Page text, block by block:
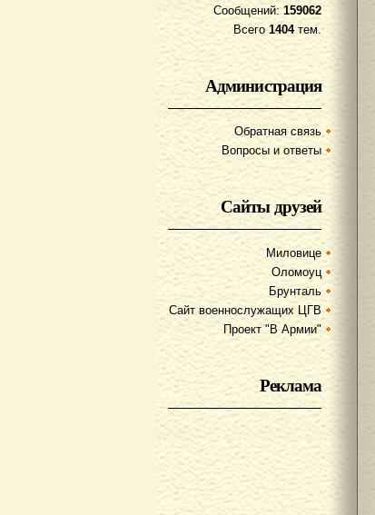
Сообщений:159062
Всего1404тем.
Администрация
Обратная связь
Вопросы и ответы
Сайты друзей
Миловице
Оломоуц
Брунталь
Сайт военнослужащих ЦГВ
Проект "В Армии"
Реклама